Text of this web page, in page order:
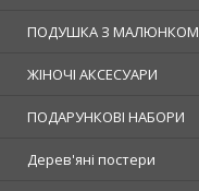
ПОДУШКА З МАЛЮНКОМ
ЖІНОЧІ АКСЕСУАРИ
ПОДАРУНКОВІ НАБОРИ
Дерев'яні постери